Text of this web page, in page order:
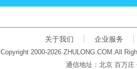
关于我们 企业服务
Copyright 2000-2026 ZHULONG.COM.All
通信地址：北京 百万